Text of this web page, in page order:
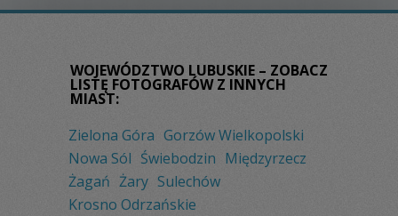
WOJEWÓDZTWO LUBUSKIE – ZOBACZ
LISTĘ FOTOGRAFÓW Z INNYCH
MIAST:
Zielona Góra Gorzów Wielkopolski
Nowa Sól Świebodzin Międzyrzecz
Żagań Żary Sulechów
Krosno Odrzańskie